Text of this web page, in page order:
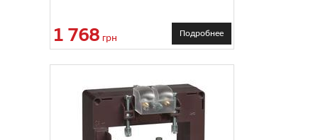
1 768 грн Подробнее